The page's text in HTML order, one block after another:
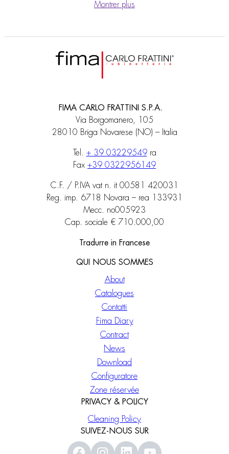
Montrer plus
FIMA CARLO FRATTINI S.P.A.
Via Borgomanero, 105
28010 Briga Novarese (NO) – Italia
Tel. + 39 03229549ra
Fax +39 0322956149
C.F. / P.IVA vat n. it 00581 420031
Reg. imp. 6718 Novara – rea 133931
Mecc. no005923
Cap. sociale € 710.000,00
Tradurre in Francese
QUI NOUS SOMMES
About
Catalogues
Contatti
Fima Diary
Contract
News
Download
Configuratore
Zone réservée
PRIVACY & POLICY
Cleaning Policy
SUIVEZ-NOUS SUR